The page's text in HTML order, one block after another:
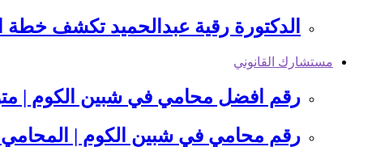
الدكتورة رقية عبدالحميد تكشف
مستشارك القانوني
رقم افضل محامي في شبين الكوم |
رقم محامي في شبين الكوم |